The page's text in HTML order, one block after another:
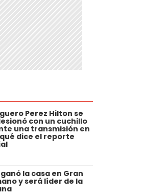
Perez Hilton se
con un cuchillo
una transmisión en
dice el reporte
la casa en Gran
y será líder de la